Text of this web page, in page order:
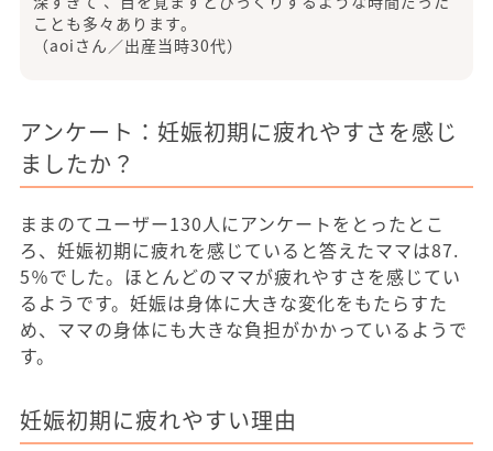
ことも多々あります。
（aoiさん／出産当時30代）
アンケート：妊娠初期に疲れやすさを感じ
ましたか？
ままのてユーザー130人にアンケートをとったとこ
ろ、妊娠初期に疲れを感じていると答えたママは87.
5％でした。ほとんどのママが疲れやすさを感じてい
るようです。妊娠は身体に大きな変化をもたらすた
め、ママの身体にも大きな負担がかかっているようで
す。
妊娠初期に疲れやすい理由